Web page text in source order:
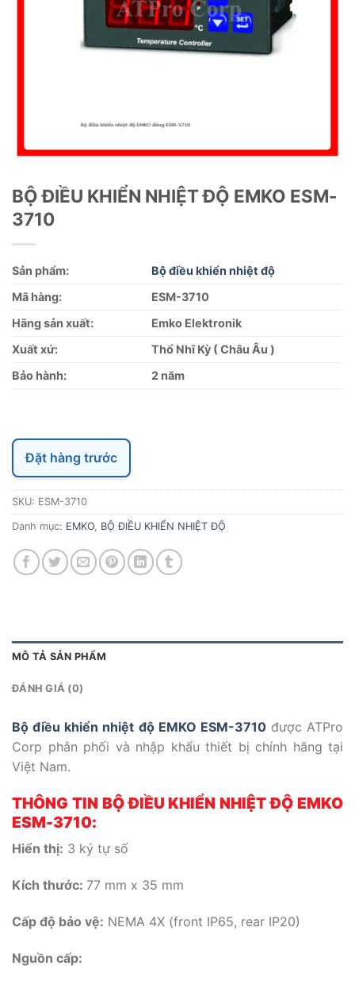
BỘ ĐIỀU KHIỂN NHIỆT ĐỘ EMKO ESM-
3710
Sản phẩm:
Bộ điều khiển nhiệt độ
Mã hàng:
ESM-3710
Hãng sản xuất:
Emko Elektronik
Xuất xứ:
Thổ Nhĩ Kỳ ( Châu Âu )
Bảo hành:
2 năm
Đặt hàng trước
SKU: ESM-3710
Danh mục: EMKO BỘ ĐIỀU KHIỂN NHIỆT ĐỘ
MÔ TẢ SẢN PHẨM
ĐÁNH GIÁ (0)
Bộ điều khiển nhiệt độ EMKO ESM-3710được ATPro
Corp phân phối và nhập khẩu thiết bị chính hãng tại
Việt Nam.
THÔNG TIN BỘ ĐIỀU KHIỂN NHIỆT ĐỘ EMKO
ESM-3710:
Hiển thị: 3 ký tự số
Kích thước: 77 mm x 35 mm
Cấp độ bảo vệ: NEMA 4X (front IP65, rear IP20)
Nguồn cấp: